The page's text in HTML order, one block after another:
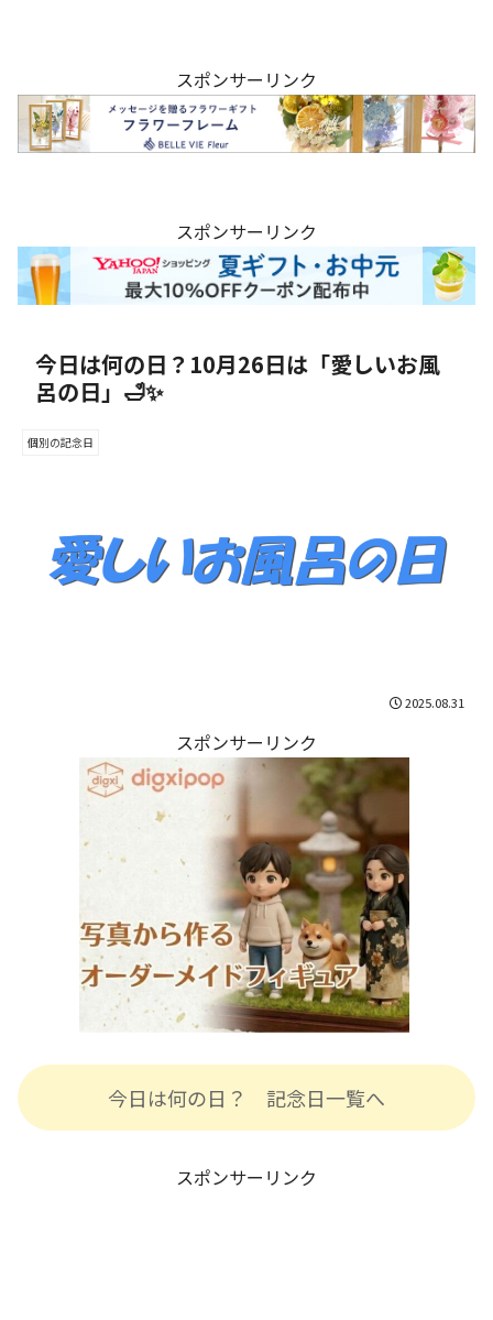
スポンサーリンク
スポンサーリンク
今日は何の日？10月26日は「愛しいお風
呂の日」🛁✨
個別の記念日
2025.08.31
スポンサーリンク
今日は何の日？ 記念日一覧へ
スポンサーリンク